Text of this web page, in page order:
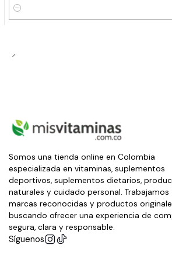
Cantidad
Somos una tienda online en Colombia
especializada en vitaminas, suplementos
deportivos, suplementos dietarios,
naturales y cuidado personal. Trabajamos
marcas reconocidas y productos
buscando ofrecer una experiencia de
segura, clara y responsable.
Síguenos